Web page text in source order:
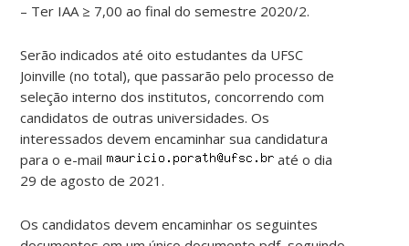
– Ter IAA ≥ 7,00 ao final do semestre 2020/2.
Serão indicados até oito estudantes da UFSC
Joinville (no total), que passarão pelo processo de
seleção interno dos institutos, concorrendo com
candidatos de outras universidades. Os
interessados devem encaminhar sua candidatura
para o e-mail
até o dia
29 de agosto de 2021.
Os candidatos devem encaminhar os seguintes